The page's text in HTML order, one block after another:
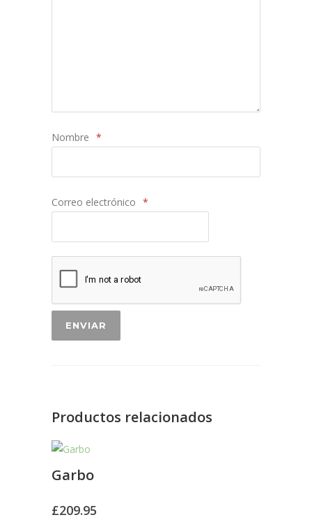
Nombre *
Correo electrónico *
Productos relacionados
Garbo
£209.95